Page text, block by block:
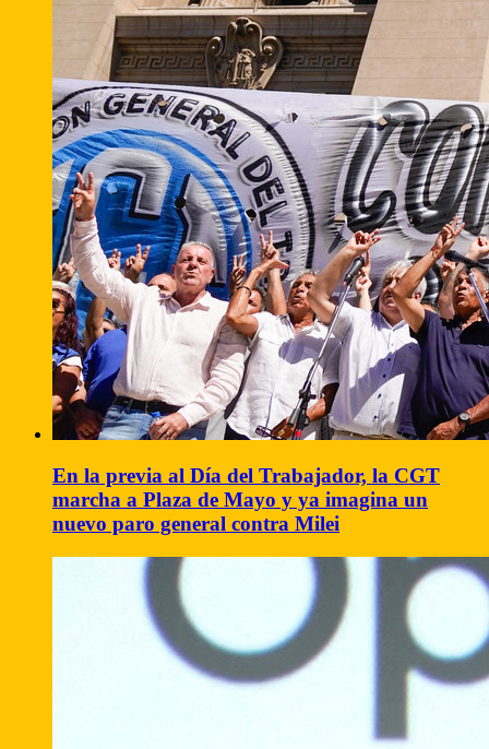
En la previa al Día del Trabajador, la CGT
marcha a Plaza de Mayo y ya imagina un
nuevo paro general contra Milei